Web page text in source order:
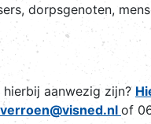
dorpsgenoten,
aanwezig zijn?
of